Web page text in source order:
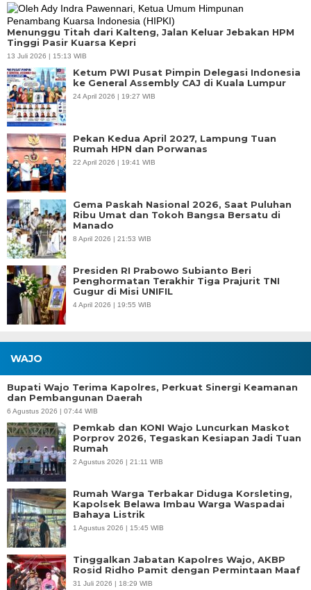
Menunggu Titah dari Kalteng, Jalan Keluar Jebakan HPM
Tinggi Pasir Kuarsa Kepri
13 Juli 2026 | 15:13 WIB
Ketum PWI Pusat Pimpin Delegasi Indonesia
ke General Assembly CAJ di Kuala Lumpur
24 April 2026 | 19:27 WIB
Pekan Kedua April 2027, Lampung Tuan
Rumah HPN dan Porwanas
22 April 2026 | 19:41 WIB
Gema Paskah Nasional 2026, Saat Puluhan
Ribu Umat dan Tokoh Bangsa Bersatu di
Manado
8 April 2026 | 21:53 WIB
Presiden RI Prabowo Subianto Beri
Penghormatan Terakhir Tiga Prajurit TNI
Gugur di Misi UNIFIL
4 April 2026 | 19:55 WIB
WAJO
Bupati Wajo Terima Kapolres, Perkuat Sinergi Keamanan
dan Pembangunan Daerah
6 Agustus 2026 | 07:44 WIB
Pemkab dan KONI Wajo Luncurkan Maskot
Porprov 2026, Tegaskan Kesiapan Jadi Tuan
Rumah
2 Agustus 2026 | 21:11 WIB
Rumah Warga Terbakar Diduga Korsleting,
Kapolsek Belawa Imbau Warga Waspadai
Bahaya Listrik
1 Agustus 2026 | 15:45 WIB
Tinggalkan Jabatan Kapolres Wajo, AKBP
Rosid Ridho Pamit dengan Permintaan Maaf
31 Juli 2026 | 18:29 WIB